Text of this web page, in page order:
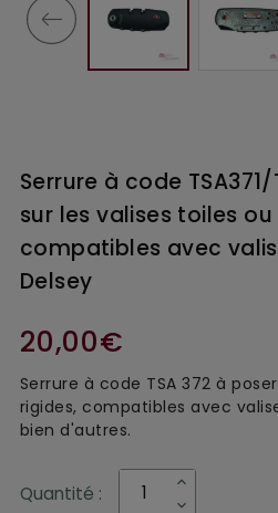
Serrure à code
sur les valises toiles ou
compatibles avec
Delsey
20,00€
Serrure à code TSA 372 à
rigides, compatibles avec
bien d'autres.
Quantité :